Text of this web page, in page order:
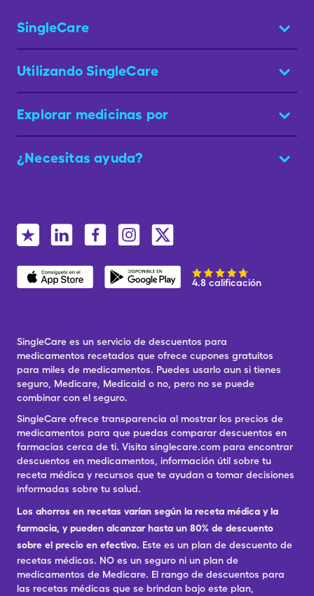
SingleCare
Utilizando SingleCare
Explorar medicinas por
¿Necesitas ayuda?
4.8 calificación
SingleCare es un servicio de descuentos para
medicamentos recetados que ofrece cupones gratuitos
para miles de medicamentos. Puedes usarlo aun si tienes
seguro, Medicare, Medicaid o no, pero no se puede
combinar con el seguro.
SingleCare ofrece transparencia al mostrar los precios de
medicamentos para que puedas comparar descuentos en
farmacias cerca de ti. Visita singlecare.com para encontrar
descuentos en medicamentos, información útil sobre tu
receta médica y recursos que te ayudan a tomar decisiones
informadas sobre tu salud.
Los ahorros en recetas varían según la receta médica y la
farmacia, y pueden alcanzar hasta un 80% de descuento
sobre el precio en efectivo. Este es un plan de descuento de
recetas médicas. NO es un seguro ni un plan de
medicamentos de Medicare. El rango de descuentos para
las recetas médicas que se brindan bajo este plan,